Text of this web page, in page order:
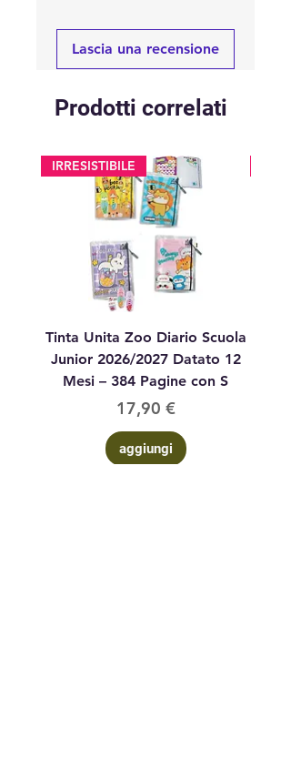
Lascia una recensione
Prodotti correlati
IRRESISTIBILE
Tinta Unita Zoo Diario Scuola
Junior 2026/2027 Datato 12
Mesi – 384 Pagine con S
Prezzo
17,90 €
aggiungi